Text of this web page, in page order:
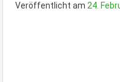
Veröffentlicht am 24.